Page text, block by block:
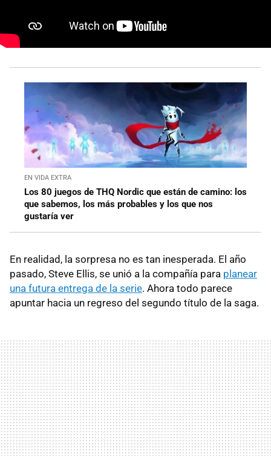
EN VIDA EXTRA
Los 80 juegos de THQ Nordic que están de camino: los
que sabemos, los más probables y los que nos
gustaría ver
En realidad, la sorpresa no es tan inesperada. El año
pasado, Steve Ellis, se unió a la compañía para planear
una futura entrega de la serie. Ahora todo parece
apuntar hacia un regreso del segundo título de la saga.